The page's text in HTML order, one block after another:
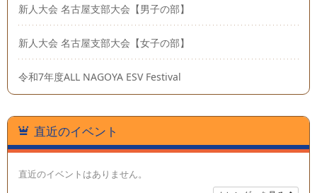
新人大会 名古屋支部大会【男子の部】
新人大会 名古屋支部大会【女子の部】
令和7年度ALL NAGOYA ESV Festival
直近のイベント
直近のイベントはありません。